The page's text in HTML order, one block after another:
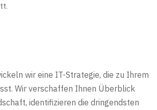
wir eine IT-Strategie, die zu Ihrem
Wir verschaffen Ihnen Überblick
identifizieren die dringendsten